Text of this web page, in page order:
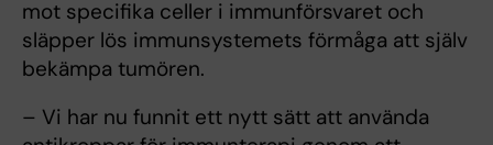
mot specifika celler i immunförsvaret och
släpper lös immunsystemets förmåga att själv
bekämpa tumören.
– Vi har nu funnit ett nytt sätt att använda